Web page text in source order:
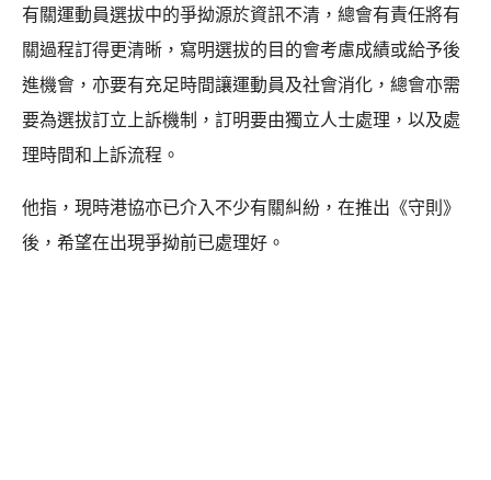
有關運動員選拔中的爭拗源於資訊不清，總會有責任將有
關過程訂得更清晰，寫明選拔的目的會考慮成績或給予後
進機會，亦要有充足時間讓運動員及社會消化，總會亦需
要為選拔訂立上訴機制，訂明要由獨立人士處理，以及處
理時間和上訴流程。
他指，現時港協亦已介入不少有關糾紛，在推出《守則》
後，希望在出現爭拗前已處理好。